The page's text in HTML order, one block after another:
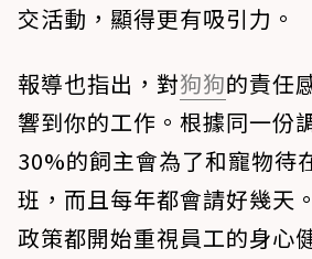
交活動，顯得更有吸引力。
報導也指出，對狗狗的責任
響到你的工作。根據同一份
30%的飼主會為了和寵物待
班 ，而且每年都會請好幾天
政策都開始重視員工的身心